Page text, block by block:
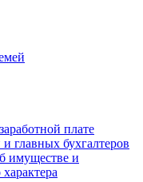
плате
главных бухгалтеров
имуществе и